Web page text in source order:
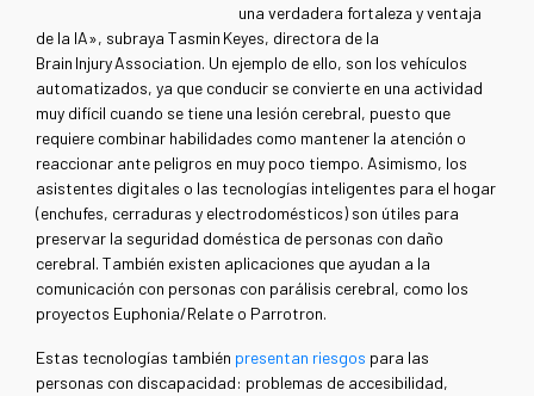
una verdadera fortaleza y ventaja
de la IA», subraya Tasmin Keyes, directora de la
Brain Injury Association. Un ejemplo de ello, son los vehículos
automatizados, ya que conducir se convierte en una actividad
muy difícil cuando se tiene una lesión cerebral, puesto que
requiere combinar habilidades como mantener la atención o
reaccionar ante peligros en muy poco tiempo. Asimismo, los
asistentes digitales o las tecnologías inteligentes para el hogar
(enchufes, cerraduras y electrodomésticos) son útiles para
preservar la seguridad doméstica de personas con daño
cerebral. También existen aplicaciones que ayudan a la
comunicación con personas con parálisis cerebral, como los
proyectos Euphonia/Relate o Parrotron.
Estas tecnologías también presentan riesgos para las
personas con discapacidad: problemas de accesibilidad,